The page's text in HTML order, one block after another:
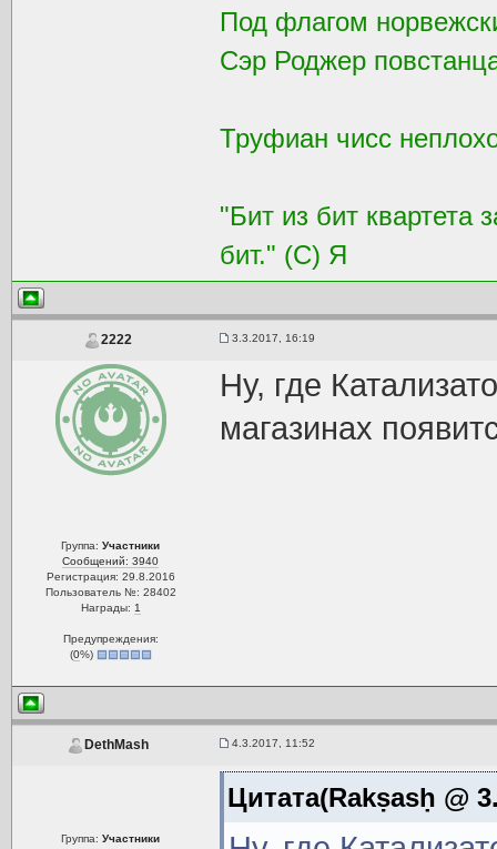
Под флагом
Сэр Роджер
Труфиан чисс
"Бит из бит квартета
бит." (С) Я
2222 3.3.2017, 16:19
Группа:Участники
Сообщений: 3940
Регистрация: 29.8.2016
Пользователь №: 28402
Награды: 1
Предупреждения:
(0%)
Ну, где
магазинах
DethMash 4.3.2017, 11:52
Группа:Участники
Цитата(Rakṣasḥ @